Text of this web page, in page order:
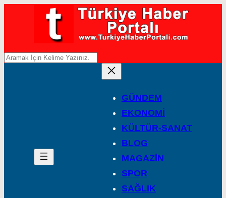
A
GÜNDEM
EKONOMİ
KÜLTÜR-SANAT
BLOG
MAGAZİN
SPOR
SAĞLIK